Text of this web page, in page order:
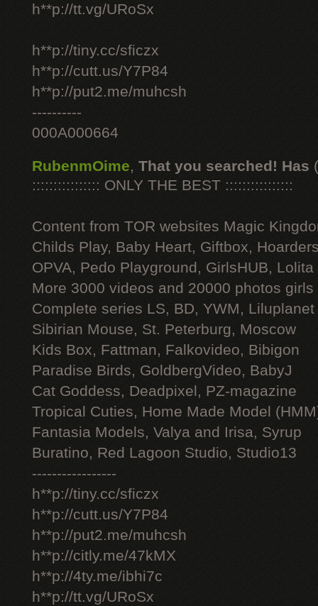
h**p://tt.vg/URoSx
h**p://tiny.cc/sficzx
h**p://cutt.us/Y7P84
h**p://put2.me/muhcsh
----------
000A000664
RubenmOime, That you searched! Has
:::::::::::::::: ONLY THE BEST ::::::::::::::::
Content from TOR websites Magic
Childs Play, Baby Heart, Giftbox,
OPVA, Pedo Playground, GirlsHUB, Lolita
More 3000 videos and 20000 photos
Complete series LS, BD, YWM, Liluplanet
Sibirian Mouse, St. Peterburg, Moscow
Kids Box, Fattman, Falkovideo, Bibigon
Paradise Birds, GoldbergVideo, BabyJ
Cat Goddess, Deadpixel, PZ-magazine
Tropical Cuties, Home Made Model
Fantasia Models, Valya and Irisa, Syrup
Buratino, Red Lagoon Studio, Studio13
-----------------
h**p://tiny.cc/sficzx
h**p://cutt.us/Y7P84
h**p://put2.me/muhcsh
h**p://citly.me/47kMX
h**p://4ty.me/ibhi7c
h**p://tt.vg/URoSx